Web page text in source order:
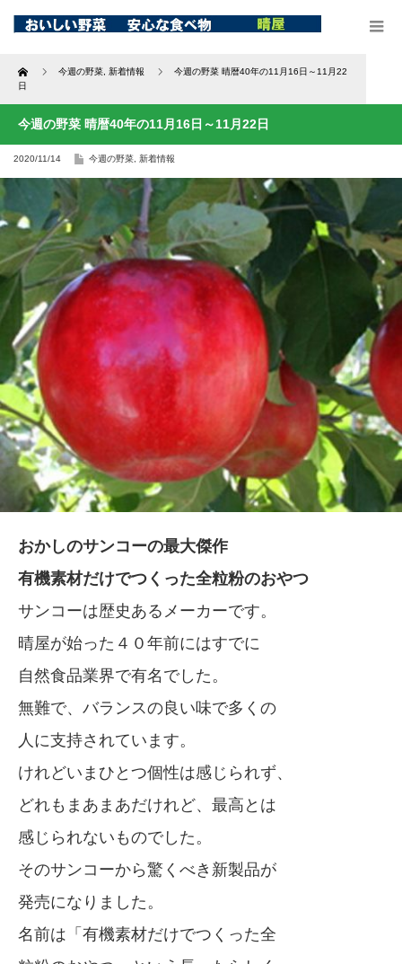
Home 今週の野菜 新着情報
今週の野菜 晴暦40年の11月16日～11月22
日
今週の野菜 晴暦40年の11月16日～11月22日
2020/11/14 今週の野菜 新着情報
おかしのサンコーの最大傑作
有機素材だけでつくった全粒粉のおやつ
サンコーは歴史あるメーカーです。
晴屋が始った４０年前にはすでに
自然食品業界で有名でした。
無難で、バランスの良い味で多くの
人に支持されています。
けれどいまひとつ個性は感じられず、
どれもまあまあだけれど、最高とは
感じられないものでした。
そのサンコーから驚くべき新製品が
発売になりました。
名前は「有機素材だけでつくった全